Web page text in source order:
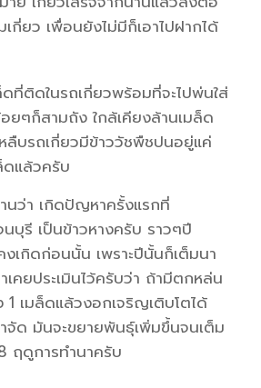
กี่ยว เพื่อนยังไม่มีก็เอาไปฝากได้
ดที่ติดในรถเกี่ยวพร้อมที่จะไปพ่นใส่
ยๆก็สามถัง ใกล้เคียงล้านเมล็ด
ลืบรถเกี่ยวมีข้าววัชพืชปนอยู่แค่
ดแล้วครับ
นว่า เกิดปัญหาครั้งแรกที่
บุรี เป็นข้าวหางครับ ราวๆปี
เกิดก่อนนั้น เพราะปีนั้นก็เต็มนา
เคยประเมินไว้ครับว่า ถ้ามีตกหล่น
1 เมล็ดแล้วงอกเจริญเติบโตได้
จัด มันจะขยายพันธุ์เพิ่มขึ้นจนเต็ม
ฤดูการทำนาครับ